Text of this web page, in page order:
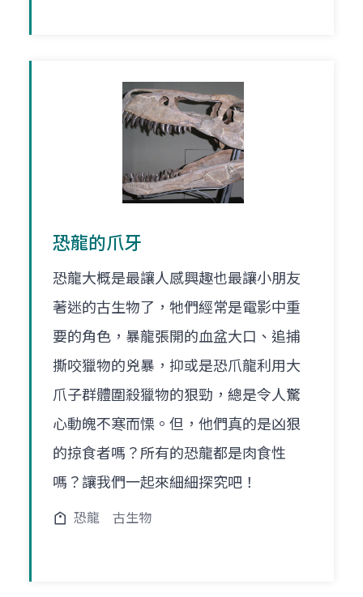
恐龍的爪牙
恐龍大概是最讓人感興趣也最讓小朋友
著迷的古生物了，牠們經常是電影中重
要的角色，暴龍張開的血盆大口、追捕
撕咬獵物的兇暴，抑或是恐爪龍利用大
爪子群體圍殺獵物的狠勁，總是令人驚
心動魄不寒而慄。但，他們真的是凶狠
的掠食者嗎？所有的恐龍都是肉食性
嗎？讓我們一起來細細探究吧！
恐龍 古生物